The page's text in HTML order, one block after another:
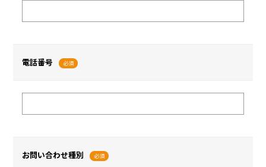
電話番号 必須
お問い合わせ種別 必須